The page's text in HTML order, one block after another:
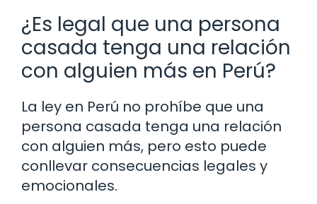
¿Es legal que una persona
casada tenga una relación
con alguien más en Perú?
La ley en Perú no prohíbe que una
persona casada tenga una relación
con alguien más, pero esto puede
conllevar consecuencias legales y
emocionales.